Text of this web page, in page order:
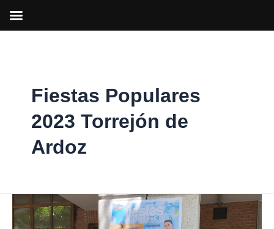
Fiestas Populares
2023 Torrejón de
Ardoz
Fiestas
Populares